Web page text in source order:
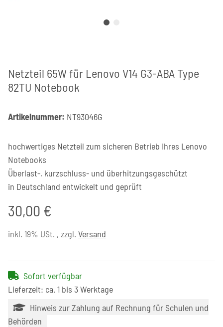
Netzteil 65W für Lenovo V14 G3-ABA Type
82TU Notebook
Artikelnummer: NT93046G
hochwertiges Netzteil zum sicheren Betrieb Ihres Lenovo
Notebooks
Überlast-, kurzschluss- und überhitzungsgeschützt
in Deutschland entwickelt und geprüft
30,00 €
inkl. 19% USt. , zzgl. Versand
Sofort verfügbar
Lieferzeit: ca. 1 bis 3 Werktage
Hinweis zur Zahlung auf Rechnung für Schulen und
Behörden